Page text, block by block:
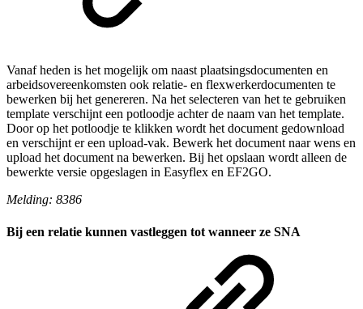
Vanaf heden is het mogelijk om naast plaatsingsdocumenten en
arbeidsovereenkomsten ook relatie- en flexwerkerdocumenten te
bewerken bij het genereren. Na het selecteren van het te gebruiken
template verschijnt een potloodje achter de naam van het template.
Door op het potloodje te klikken wordt het document gedownload
en verschijnt er een upload-vak. Bewerk het document naar wens en
upload het document na bewerken. Bij het opslaan wordt alleen de
bewerkte versie opgeslagen in Easyflex en EF2GO.
Melding: 8386
Bij een relatie kunnen vastleggen tot wanneer ze SNA